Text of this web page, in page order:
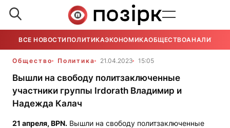
ВСЕ НОВОСТИ ПОЛИТИКАЭКОНОМИКАОБЩЕСТВОАНАЛИТИКА
Общество Политика 21.04.2023 15:05
Вышли на свободу политзаключенные
участники группы Irdorath Владимир и
Надежда Калач
21 апреля, BPN. Вышли на свободу политзаключенные